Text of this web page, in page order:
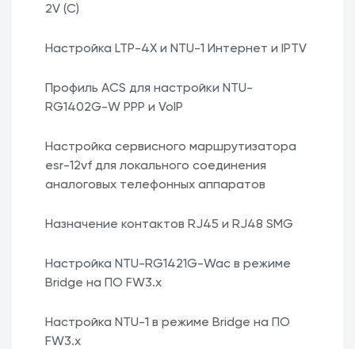
2V (C)
Настройка LTP-4X и NTU-1 Интернет и IPTV
Профиль ACS для настройки NTU-
RG1402G-W РРР и VoIP
Настройка сервисного маршрутизатора
esr-12vf для локального соединения
аналоговых телефонных аппаратов
Назначение контактов RJ45 и RJ48 SMG
Настройка NTU-RG1421G-Wac в режиме
Bridge на ПО FW3.x
Настройка NTU-1 в режиме Bridge на ПО
FW3.x